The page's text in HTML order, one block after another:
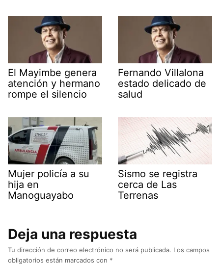
El Mayimbe genera
atención y hermano
rompe el silencio
Fernando Villalona
estado delicado de
salud
Mujer policía a su
hija en
Manoguayabo
Sismo se registra
cerca de Las
Terrenas
Deja una respuesta
Tu dirección de correo electrónico no será publicada. Los campos
obligatorios están marcados con *